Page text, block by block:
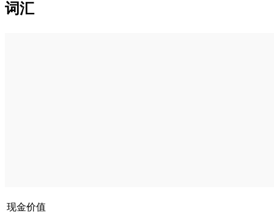
词汇
现金价值